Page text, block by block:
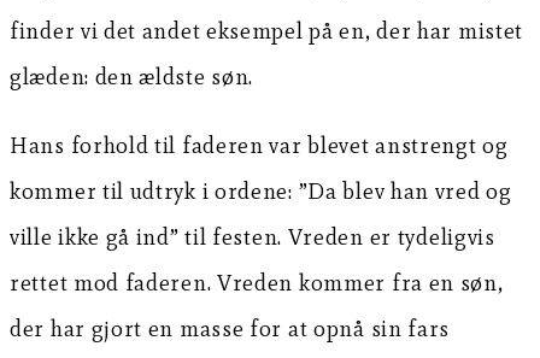
finder vi det andet eksempel på en, der har mistet
glæden: den ældste søn.
Hans forhold til faderen var blevet anstrengt og
kommer til udtryk i ordene: ”Da blev han vred og
ville ikke gå ind” til festen. Vreden er tydeligvis
rettet mod faderen. Vreden kommer fra en søn,
der har gjort en masse for at opnå sin fars